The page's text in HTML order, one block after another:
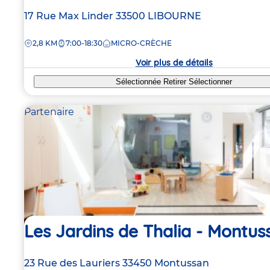
Adresse
la
17 Rue Max Linder 33500 LIBOURNE
DISTANCE
2,8 KM 7:00-18:30 MICRO-CRÈCHE
Voir plus de détails
Sélectionnée RetirerSélectionner
Partenaire
Les Jardins de Thalia -
Adresse
23 Rue des Lauriers 33450 Montussan